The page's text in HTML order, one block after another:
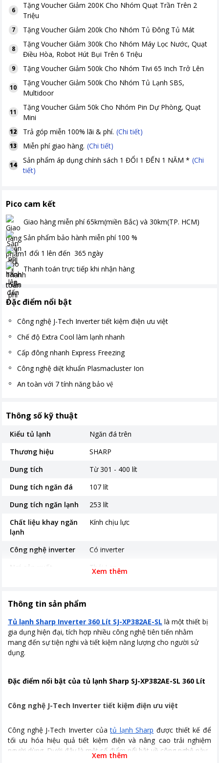
6
TặngVoucher Giảm 200K Cho Nhóm Quạt Trần Trên 2
Triệu
7 TặngVoucher Giảm 200k Cho Nhóm Tủ Đông Tủ Mát
8
TặngVoucher Giảm 300k Cho Nhóm Máy Lọc Nước, Quạt
Điều Hòa, Robot Hút Bụi Trên 6 Triệu
9 TặngVoucher Giảm 500k Cho Nhóm Tivi 65 Inch Trở Lên
10
TặngVoucher Giảm 500k Cho Nhóm Tủ Lạnh SBS,
Multidoor
11
TặngVoucher Giảm 50k Cho Nhóm Pin Dự Phòng, Quạt
Mini
12 Trả góp miễn 100% lãi & phí. (Chi tiết)
13 Miễn phí giao hàng. (Chi tiết)
14
Sản phẩm áp dụng chính sách 1 ĐỔI 1 ĐẾN 1 NĂM * (Chi
tiết)
Pico cam kết
Giao hàng miễn phí 65km(miền Bắc) và 30km(TP. HCM)
Sản phẩm bảo hành miễn phí 100 %
1 đổi 1 lên đến 365 ngày
Thanh toán trực tiếp khi nhận hàng
Đặc điểm nổi bật
Công nghệ J-Tech Inverter tiết kiệm điện ưu việt
Chế độ Extra Cool làm lạnh nhanh
Cấp đông nhanh Express Freezing
Công nghệ diệt khuẩn Plasmacluster Ion
An toàn với 7 tính năng bảo vệ
Thông số kỹ thuật
Kiểu tủ lạnh
Ngăn đá trên
Thương hiệu
SHARP
Dung tích
Từ 301 - 400 lít
Dung tích ngăn đá
107 lít
Dung tích ngăn lạnh
253 lít
Chất liệu khay ngăn
lạnh
Kính chịu lực
Công nghệ inverter
Có inverter
Nơi sản xuất
Thái Lan
Công suất tiêu thụ
Công nghệ tiết kiệm
điện
J-Tech Inverter tiết kiệm điện ưu việt
Công nghệ làm lạnh
Làm lạnh nhanh express freezing
khuẩn, khử mùi
kg
Xem thêm
Thông tin sản phẩm
Tủ lạnh Sharp Inverter 360 Lít SJ-XP382AE-SL là một thiết bị
gia dụng hiện đại, tích hợp nhiều công nghệ tiên tiến nhằm
mang đến sự tiện nghi và tiết kiệm năng lượng cho người sử
dụng.
Đặc điểm nổi bật của tủ lạnh Sharp SJ-XP382AE-SL 360 Lít
Công nghệ J-Tech Inverter tiết kiệm điện ưu việt
Công nghệ J-Tech Inverter củatủ lạnh Sharp được thiết kế để
tối ưu hóa hiệu quả tiết kiệm điện và nâng cao trải nghiệm
người dùng. Dưới đây là một số điểm nổi bật về công nghệ này:
Xem thêm